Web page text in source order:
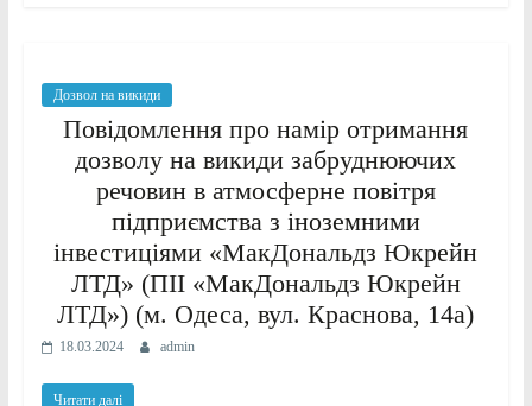
Дозвол на викиди
Повідомлення про намір отримання
дозволу на викиди забруднюючих
речовин в атмосферне повітря
підприємства з іноземними
інвестиціями «МакДональдз Юкрейн
ЛТД» (ПІІ «МакДональдз Юкрейн
ЛТД») (м. Одеса, вул. Краснова, 14а)
18.03.2024 admin
Читати далі